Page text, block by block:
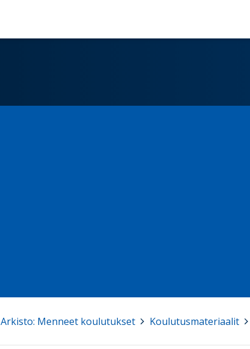
Arkisto: Menneet koulutukset Koulutusmateriaalit